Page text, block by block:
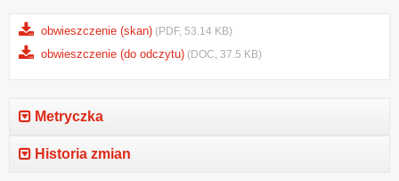
obwieszczenie (skan) (PDF, 53.14 KB)
obwieszczenie (do odczytu) (DOC, 37.5 KB)
Metryczka
Historia zmian